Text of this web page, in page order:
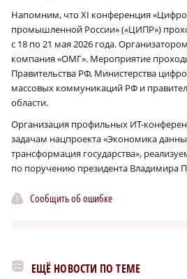
Напомним, что XI конференция
промышленной России» («ЦИПР»)
с 18 по 21 мая 2026 года.
компания «ОМГ». Мероприятие
Правительства РФ, Министерства
массовых коммуникаций РФ и
области.
Организация профильных ИТ-
задачам нацпроекта «Экономика
трансформация государства»,
по поручению президента Владимира
Сообщить об ошибке
ЕЩЁ НОВОСТИ ПО ТЕМЕ